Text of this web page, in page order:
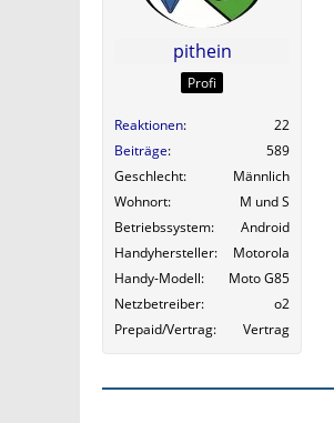
pithein
Profi
Reaktionen
22
Beiträge
589
Geschlecht
Männlich
Wohnort
M und S
Betriebssystem
Android
Handyhersteller
Motorola
Handy-Modell
Moto G85
Netzbetreiber
o2
Prepaid/Vertrag
Vertrag